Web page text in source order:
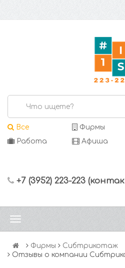
Все Фирмы
Работа
Афиша
+7 (3952) 223-223
Фирмы
Сибтрикотаж
Отзывы о компании